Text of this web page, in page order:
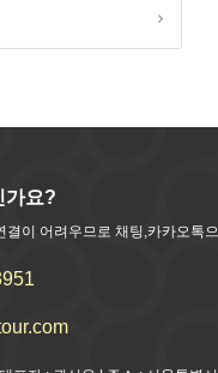
가요?
결이 어려우므로 채팅,카카오톡